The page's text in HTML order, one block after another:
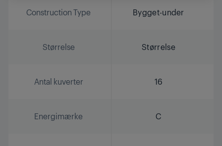
Construction Type Bygget-under
Størrelse Størrelse
Antal kuverter 16
Energimærke C